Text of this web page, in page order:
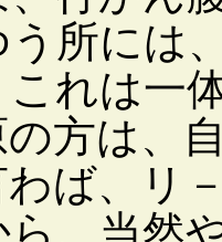
う所には
これは一
の方は、
ば、リ
、当然